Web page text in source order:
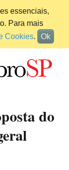
essenciais,
Para mais
Cookies. Ok
do